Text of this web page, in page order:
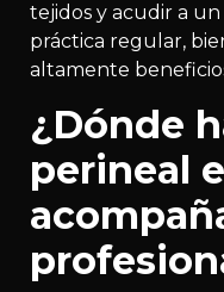
tejidos y acudir a un
práctica regular,
altamente
¿Dónde
perineal